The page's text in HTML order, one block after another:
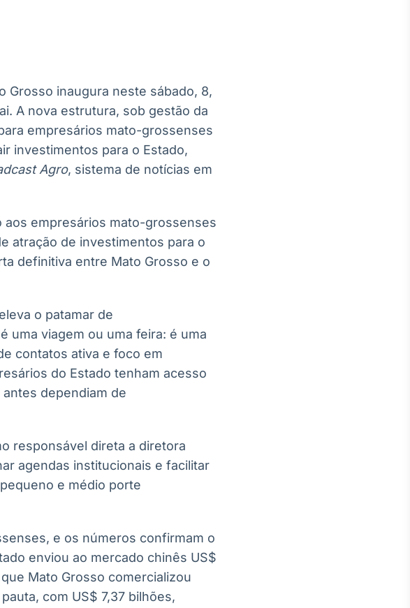
Tokenização
de ativos
Em breve
Crédito
Em breve
Grosso inaugura neste sábado, 8,
A nova estrutura, sob gestão da
empresários mato-grossenses
investimentos para o Estado,
Agro, sistema de notícias em
aos empresários mato-grossenses
atração de investimentos para o
definitiva entre Mato Grosso e o
o patamar de
uma viagem ou uma feira: é uma
contatos ativa e foco em
do Estado tenham acesso
dependiam de
responsável direta a diretora
agendas institucionais e facilitar
e médio porte
e os números confirmam o
enviou ao mercado chinês US$
Mato Grosso comercializou
com US$ 7,37 bilhões,